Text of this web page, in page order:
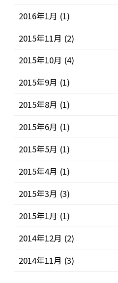
2016年1月 (1)
2015年11月 (2)
2015年10月 (4)
2015年9月 (1)
2015年8月 (1)
2015年6月 (1)
2015年5月 (1)
2015年4月 (1)
2015年3月 (3)
2015年1月 (1)
2014年12月 (2)
2014年11月 (3)